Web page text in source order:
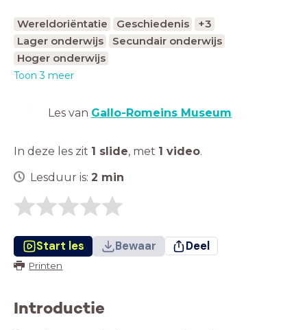
Wereldoriëntatie Geschiedenis
+3
Lager onderwijs
Secundair onderwijs
Hoger onderwijs
Toon 3 meer
Les van Gallo-Romeins Museum
In deze les zit 1 slide, met 1 video.
Lesduur is: 2 min
Start les Bewaar Deel
Printen
Introductie